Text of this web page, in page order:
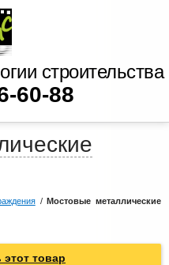
строительства
60-88
/ Мостовые металлические
этот товар